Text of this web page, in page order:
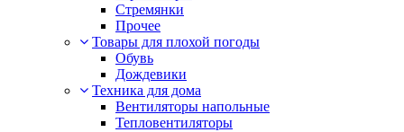
Стремянки
Прочее
Товары для плохой погоды
Обувь
Дождевики
Техника для дома
Вентиляторы напольные
Тепловентиляторы